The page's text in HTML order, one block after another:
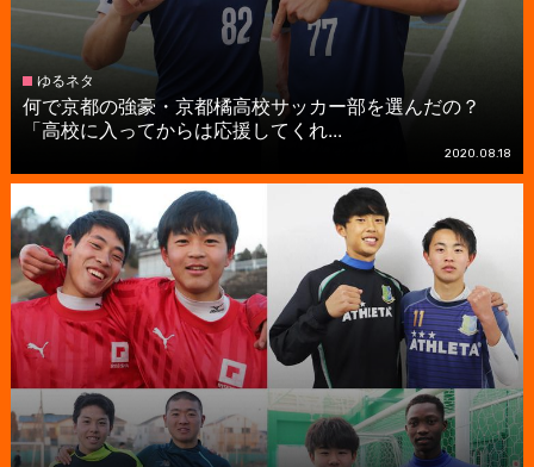
ゆるネタ
何で京都の強豪・京都橘高校サッカー部を選んだの？
「高校に入ってからは応援してくれ...
2020.08.18